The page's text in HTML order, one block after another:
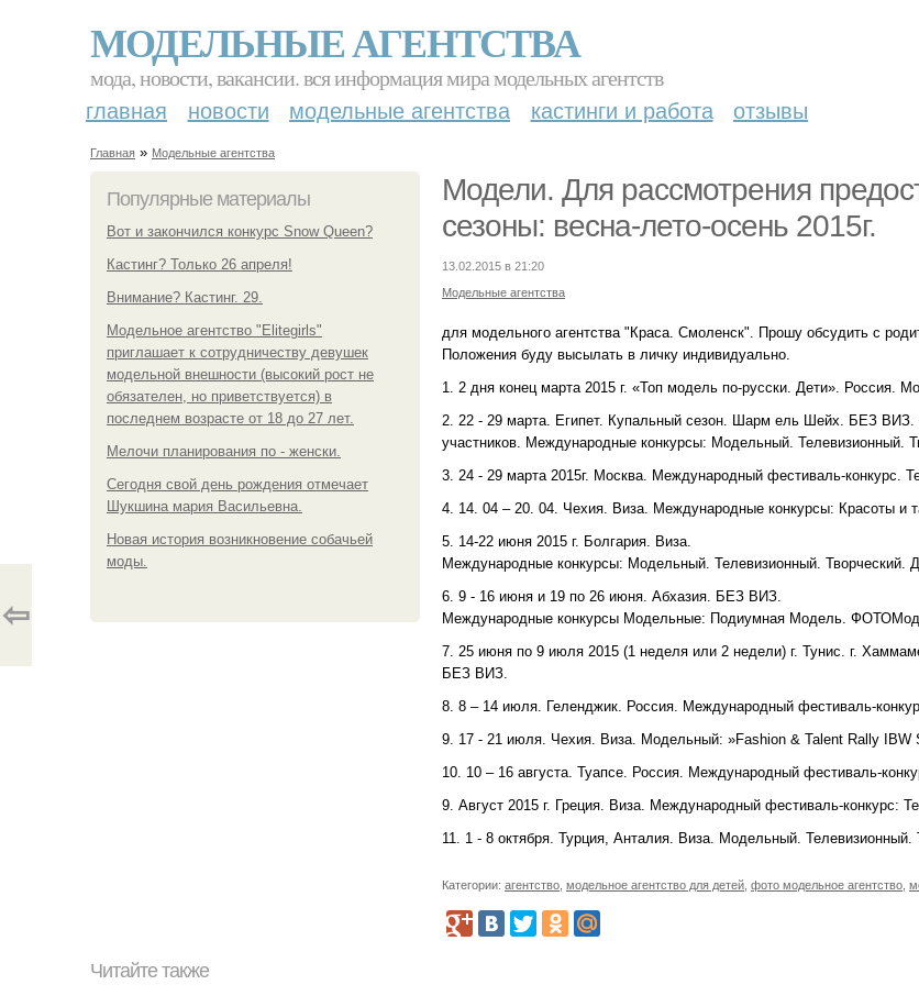
МОДЕЛЬНЫЕ АГЕНТСТВА
мода, новости, вакансии. вся информация мира модельных агентств
главная новости модельные агентства кастинги и работа отзывы
Главная » Модельные агентства
Популярные материалы
Вот и закончился конкурс Snow Queen?
Кастинг? Только 26 апреля!
Внимание? Кастинг. 29.
Модельное агентство "Elitegirls"
приглашает к сотрудничеству девушек
модельной внешности (высокий рост не
обязателен, но приветствуется) в
последнем возрасте от 18 до 27 лет.
Мелочи планирования по - женски.
Сегодня свой день рождения отмечает
Шукшина мария Васильевна.
Новая история возникновение собачьей
моды.
Модели. Для рассмотрения
сезоны: весна-лето-осень 2015г.
13.02.2015 в 21:20
Модельные агентства
для модельного агентства "Краса. Смоленск". Прошу обсудить с
Положения буду высылать в личку индивидуально.
1. 2 дня конец марта 2015 г. «Топ модель по-русски. Дети». Россия.
2. 22 - 29 марта. Египет. Купальный сезон. Шарм ель Шейх. БЕЗ
участников. Международные конкурсы: Модельный. Телевизионный.
3. 24 - 29 марта 2015г. Москва. Международный фестиваль-конкурс.
4. 14. 04 – 20. 04. Чехия. Виза. Международные конкурсы: Красоты и
5. 14-22 июня 2015 г. Болгария. Виза.
Международные конкурсы: Модельный. Телевизионный. Творческий.
6. 9 - 16 июня и 19 по 26 июня. Абхазия. БЕЗ ВИЗ.
Международные конкурсы Модельные: Подиумная Модель.
7. 25 июня по 9 июля 2015 (1 неделя или 2 недели) г. Тунис. г.
БЕЗ ВИЗ.
8. 8 – 14 июля. Геленджик. Россия. Международный фестиваль-
9. 17 - 21 июля. Чехия. Виза. Модельный: »Fashion & Talent Rally IBW
10. 10 – 16 августа. Туапсе. Россия. Международный фестиваль-
9. Август 2015 г. Греция. Виза. Международный фестиваль-конкурс:
11. 1 - 8 октября. Турция, Анталия. Виза. Модельный.
Категории: агентство модельное агентство для детей фото модельное агентство
⇦
Читайте также